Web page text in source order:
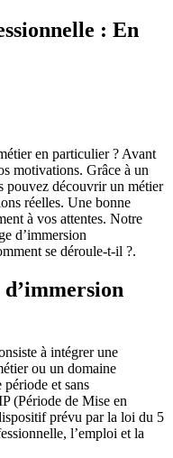
: En
en particulier ? Avant
motivations. Grâce à un
pouvez découvrir un métier
réelles. Une bonne
à vos attentes. Notre
d’immersion
se déroule-t-il ?.
d’immersion
à intégrer une
ou un domaine
et sans
(Période de Mise en
prévu par la loi du 5
l’emploi et la